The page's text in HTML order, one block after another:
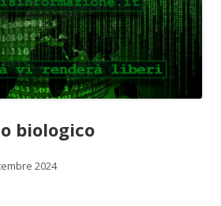
biologico
2024